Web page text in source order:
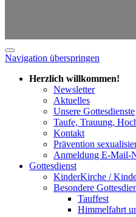
Navigation überspringen
Herzlich willkommen!
Newsletter
Aktuelles
Unsere Gottesdienste
Taufe, Trauung,
Kontakt
Prävention
Anmeldung E-Mail-
Gottesdienst
KinderKirche /
Besondere
Tauffest
Himmelfahrt